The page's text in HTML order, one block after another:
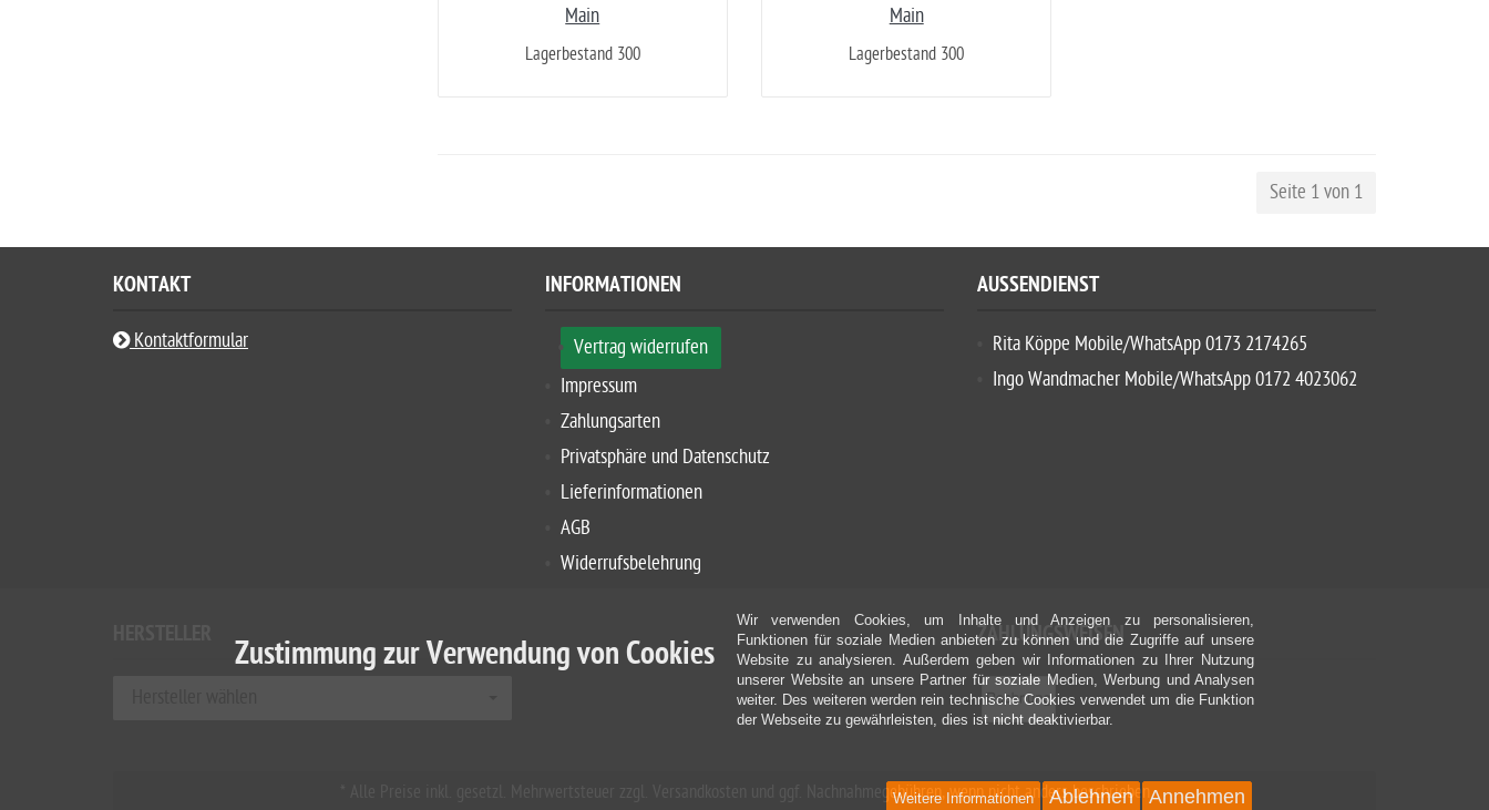
Main
Lagerbestand 300
Main
Lagerbestand 300
Seite 1 von 1
KONTAKT
Kontaktformular
INFORMATIONEN
Vertrag widerrufen
Impressum
Zahlungsarten
Privatsphäre und Datenschutz
Lieferinformationen
AGB
Widerrufsbelehrung
AUSSENDIENST
Rita Köppe Mobile/WhatsApp 0173 2174265
Ingo Wandmacher Mobile/WhatsApp 0172 4023062
ZAHLUNGSWEISEN
* Alle Preise inkl. gesetzl. Mehrwertsteuer zzgl. Versandkosten und ggf. Nachnahmegebühren, wenn nicht anders beschrieben
Zustimmung zur Verwendung von Cookies
Wir verwenden Cookies, um Inhalte und Anzeigen zu personalisieren,
Funktionen für soziale Medien anbieten zu können und die Zugriffe auf unsere
Website zu analysieren. Außerdem geben wir Informationen zu Ihrer Nutzung
unserer Website an unsere Partner für soziale Medien, Werbung und Analysen
weiter. Des weiteren werden rein technische Cookies verwendet um die Funktion
der Webseite zu gewährleisten, dies ist nicht deaktivierbar.
Annehmen
Ablehnen
Weitere Informationen